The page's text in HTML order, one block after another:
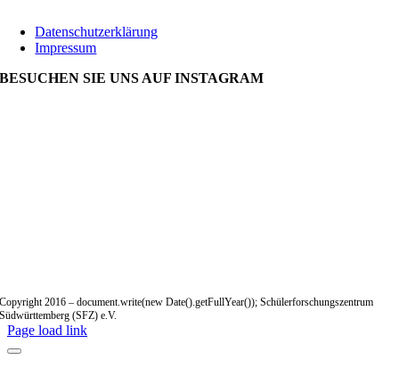
Datenschutzerklärung
Impressum
BESUCHEN SIE UNS AUF INSTAGRAM
Copyright 2016 – document.write(new Date().getFullYear()); Schülerforschungszentrum
Südwürttemberg (SFZ) e.V.
Page load link